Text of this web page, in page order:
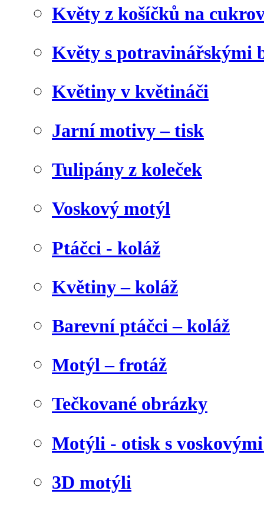
Květy z košíčků na
Květy s potravinářskými
Květiny v květináči
Jarní motivy – tisk
Tulipány z koleček
Voskový motýl
Ptáčci - koláž
Květiny – koláž
Barevní ptáčci – koláž
Motýl – frotáž
Tečkované obrázky
Motýli - otisk s
3D motýli